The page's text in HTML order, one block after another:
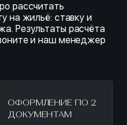
рассчитать
на жильё: ставку и
Результаты расчёта
и наш менеджер
ОФОРМЛЕНИЕ ПО 2
ДОКУМЕНТАМ